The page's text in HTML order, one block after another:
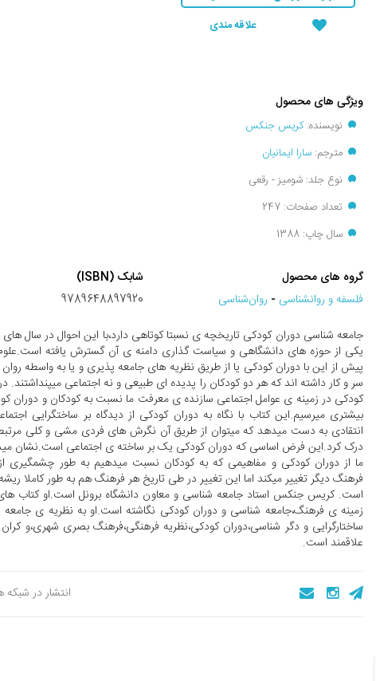
علاقه مندی
ویژگی های محصول
نویسنده:کریس جنکس
مترجم: سارا ایمانیان
نوع جلد: شومیز - رقعی
تعداد صفحات: 247
سال چاپ: 1388
گروه های محصول
فلسفه و روانشناسی - روان‌شناسی
شابک (ISBN)
9789648897920
جامعه شناسی دوران کودکی تاریخچه ی نسبتا کوتاهی دارد،با این احوال در سال
یکی از حوزه های دانشگاهی و سیاست گذاری دامنه ی آن گسترش یافته
پیش از این با دوران کودکی یا از طریق نظریه های جامعه پذیری و یا به واسطه
سر و کار داشته اند که هر دو کودکان را پدیده ای طبیعی و نه اجتماعی میپنداشتند.
کودکی در زمینه ی عوامل اجتماعی سازنده ی معرفت ما نسبت به کودکان و دوران
بیشتری میرسیم.این کتاب با نگاه به دوران کودکی از دیدگاه بر ساختگرایی
انتقادی به دست میدهد که میتوان از طریق آن نگرش های فردی مشی و کلی
درک کرد.این فرض اساسی که دوران کودکی یک بر ساخته ی اجتماعی است.نشان
ما از دوران کودکی و مفاهیمی که به کودکان نسبت میدهیم به طور چشمگیری
فرهنگ دیگر تغییر میکند اما این تغییر در طی تاریخ هر فرهنگ هم به طور کاملا
است. کریس جنکس استاد جامعه شناسی و معاون دانشگاه برونل است.او کتاب
زمینه ی فرهنگ،جامعه شناسی و دوران کودکی نگاشته است.او به نظریه ی جامعه
ساختارگرایی و دگر شناسی،دوران کودکی،نظریه فرهنگی،فرهنگ بصری شهری،و
علاقمند است.
انتشار در